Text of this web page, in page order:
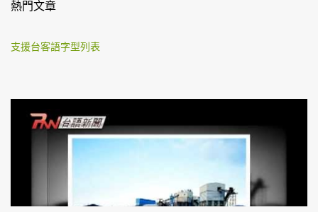
熱門文章
支援台客語字型列表